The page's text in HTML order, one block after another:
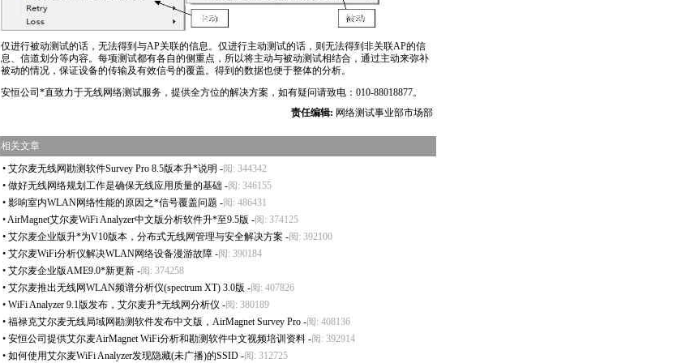
仅进行被动测试的话，无法得到与AP关联的信息。仅进行主动测试的话，则无法得到非关联AP的信
息、信道划分等内容。每项测试都有各自的侧重点，所以将主动与被动测试相结合，通过主动来弥补
被动的情况，保证设备的传输及有效信号的覆盖。得到的数据也便于整体的分析。
安恒公司 *直致力于无线网络测试服务，提供全方位的解决方案，如有疑问请致电：010-88018877。
责任编辑: 网络测试事业部市场部
相关文章
• 艾尔麦无线网勘测软件Survey Pro 8.5版本升*说明 -阅: 344342
• 做好无线网络规划工作是确保无线应用质量的基础 -阅: 346155
• 影响室内WLAN网络性能的原因之*信号覆盖问题 -阅: 486431
•AirMagnet艾尔麦WiFi Analyzer中文版分析软件升*至9.5版 -阅: 374125
• 艾尔麦企业版升*为V10版本，分布式无线网管理与安全解决方案 -阅: 392100
• 艾尔麦WiFi分析仪解决WLAN网络设备漫游故障 -阅: 390184
• 艾尔麦企业版AME9.0*新更新 -阅: 374258
• 艾尔麦推出无线网WLAN频谱分析仪(spectrum XT) 3.0版 -阅: 407826
• WiFi Analyzer 9.1版发布，艾尔麦升*无线网分析仪 -阅: 380189
• 福禄克艾尔麦无线局域网勘测软件发布中文版，AirMagnet Survey Pro -阅: 408136
• 安恒公司提供艾尔麦AirMagnet WiFi分析和勘测软件中文视频培训资料 -阅: 392914
• 如何使用艾尔麦WiFi Analyzer发现隐藏(未广播)的SSID -阅: 312725